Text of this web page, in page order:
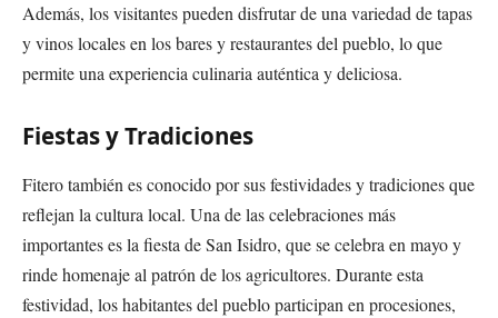
Además, los visitantes pueden disfrutar de una variedad de tapas
y vinos locales en los bares y restaurantes del pueblo, lo que
permite una experiencia culinaria auténtica y deliciosa.
Fiestas y Tradiciones
Fitero también es conocido por sus festividades y tradiciones que
reflejan la cultura local. Una de las celebraciones más
importantes es la fiesta de San Isidro, que se celebra en mayo y
rinde homenaje al patrón de los agricultores. Durante esta
festividad, los habitantes del pueblo participan en procesiones,